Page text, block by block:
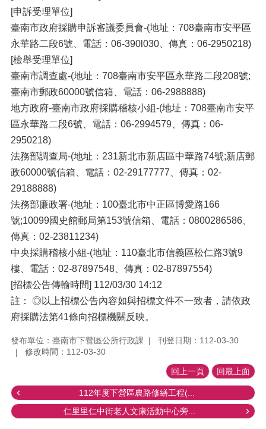
[申訴受理單位]
臺南市政府採購申訴審議委員會-(地址：708臺南市安平區
永華路二段6號、電話：06-390l030、傳真：06-2950218)
[檢舉受理單位]
臺南市調查處-(地址：708臺南市安平區永華路二段208號;
臺南市郵政60000號信箱、電話：06-2988888)
地方政府-臺南市政府採購稽核小組-(地址：708臺南市安平
區永華路二段6號、電話：06-2994579、傳真：06-
2950218)
法務部調查局-(地址：231新北市新店區中華路74號;新店郵
政60000號信箱、電話：02-29177777、傳真：02-
29188888)
法務部廉政署-(地址：100臺北市中正區博愛路166
號;10099國史館郵局第153號信箱、電話：0800286586、
傳真：02-23811234)
中央採購稽核小組-(地址：110臺北市信義區松仁路3號9
樓、電話：02-87897548、傳真：02-87897554)
[招標公告傳輸時間] 112/03/30 14:12
註： ◎以上招標公告內容如與招標文件不一致者，請依政
府採購法第41條向招標機關反映。
發布單位：臺南市下營區公所行政課
刊登日期：112-03-30
修改時間：112-03-30
回上一頁 回最上面
112年度下營區農路修繕工程(...
仁里里仁中街老人文康活動中心旁...